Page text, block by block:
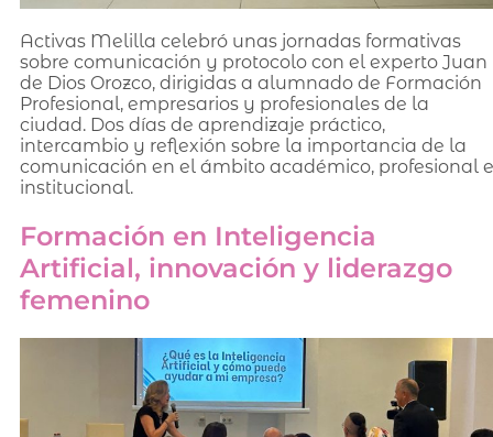
Activas Melilla celebró unas jornadas formativas
sobre comunicación y protocolo con el experto Juan
de Dios Orozco, dirigidas a alumnado de Formación
Profesional, empresarios y profesionales de la
ciudad. Dos días de aprendizaje práctico,
intercambio y reflexión sobre la importancia de la
comunicación en el ámbito académico, profesional e
institucional.
Formación en Inteligencia
Artificial, innovación y liderazgo
femenino